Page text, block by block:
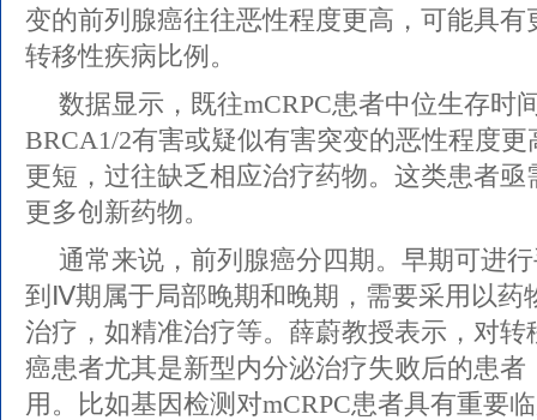
变的前列腺癌往往恶性程度更高，可能具
转移性疾病比例。
数据显示，既往mCRPC患者中位生存时
BRCA1/2有害或疑似有害突变的恶性程度
更短，过往缺乏相应治疗药物。这类患者
更多创新药物。
通常来说，前列腺癌分四期。早期可进
到Ⅳ期属于局部晚期和晚期，需要采用以药
治疗，如精准治疗等。薛蔚教授表示，对
癌患者尤其是新型内分泌治疗失败后的患
用。比如基因检测对mCRPC患者具有重要